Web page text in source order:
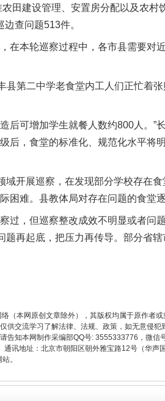
农田建设管理、安置房分配以及农
查问题513件。
本轮巡察过程中，各市县需要对
第二中学老食堂内工人们正忙着张
可增加学生就餐人数约800人。”
后，食堂的标准化、规范化水平将
开展巡察，在发现部分学校存在
困难。县教体局对存在问题的食堂
，但巡察整改成效不明显或者问
题再起底，把压力再传导。部分省
（本网原创文章除外），其版权均属于原作者
供交流学习了解法律、法规、政策，如无意侵
告知本网制作采编部QQ号: 3555333776，微
讯地址：北京市朝阳区朝外雅宝路12号（华声
。
一批国家标准开始实施